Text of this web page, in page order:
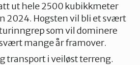
ut hele 2500 kubikkmeter
2024. Hogsten vil bli et svært
som vil dominere
mange år framover.
transport i veiløst terreng.